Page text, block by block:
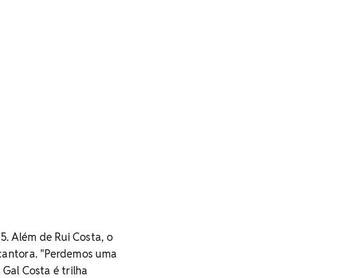
Além de Rui Costa, o
"Perdemos uma
Costa é trilha